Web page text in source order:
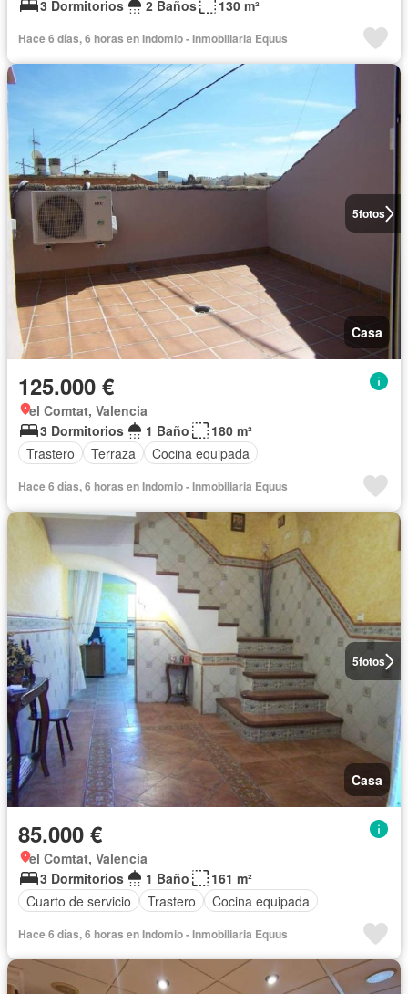
3 Dormitorios 2 Baños 130 m²
Hace 6 días, 6 horas en Indomio - Inmobiliaria Equus
5fotos
Casa
125.000 €
el Comtat, Valencia
3 Dormitorios
1 Baño
180 m²
Trastero
Terraza Cocina equipada
Hace 6 días, 6 horas en Indomio - Inmobiliaria Equus
5fotos
Casa
85.000 €
el Comtat, Valencia
3 Dormitorios
1 Baño
161 m²
Cuarto de servicio
Trastero Cocina equipada
Hace 6 días, 6 horas en Indomio - Inmobiliaria Equus